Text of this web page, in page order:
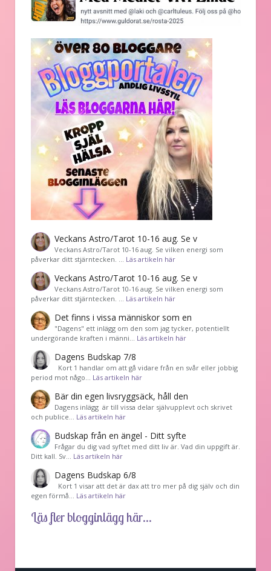
Veckans Astro/Tarot 10-16 aug. Se v
Veckans Astro/Tarot 10-16 aug. Se vilken energi som
påverkar ditt stjärntecken. … Läs artikeln här
Veckans Astro/Tarot 10-16 aug. Se v
Veckans Astro/Tarot 10-16 aug. Se vilken energi som
påverkar ditt stjärntecken. … Läs artikeln här
Det finns i vissa människor som en
"Dagens" ett inlägg om den som jag tycker, potentiellt
undergörande kraften i männi… Läs artikeln här
Dagens Budskap 7/8
Kort 1 handlar om att gå vidare från en svår eller jobbig
period mot någo… Läs artikeln här
Bär din egen livsryggsäck, håll den
Dagens inlägg är till vissa delar självupplevt och skrivet
och publice… Läs artikeln här
Budskap från en ängel - Ditt syfte
Frågar du dig vad syftet med ditt liv är. Vad din uppgift är.
Ditt kall. Sv… Läs artikeln här
Dagens Budskap 6/8
Kort 1 visar att det är dax att tro mer på dig själv och din
egen förmå… Läs artikeln här
Läs fler blogginlägg här...